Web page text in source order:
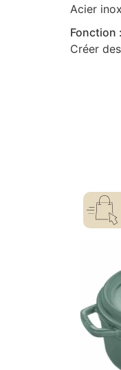
Acier
Fonction :
Créer